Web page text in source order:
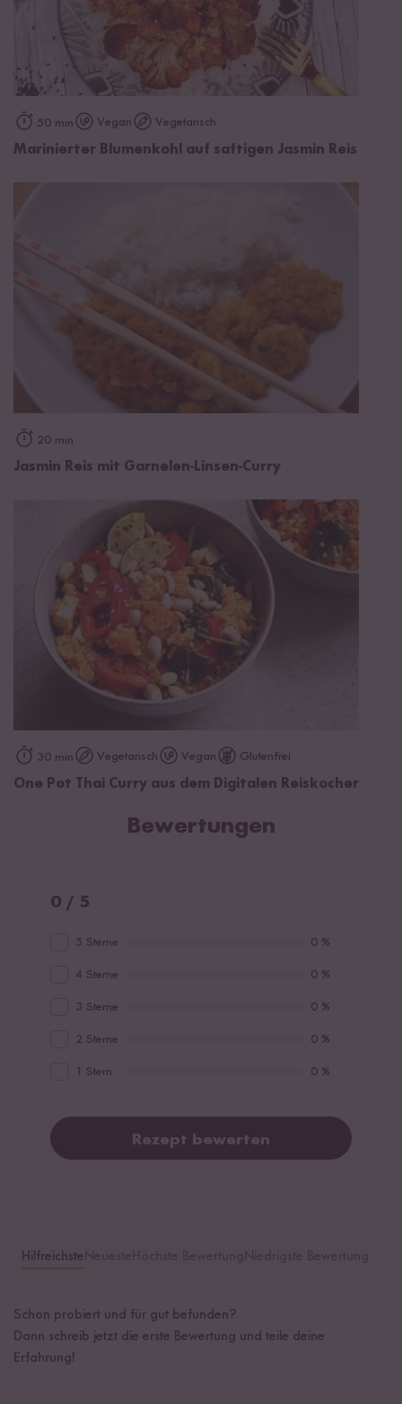
50 min Vegan Vegetarisch
Marinierter Blumenkohl auf saftigen Jasmin Reis
20 min
Jasmin Reis mit Garnelen-Linsen-Curry
30 min Vegetarisch Vegan Glutenfrei
One Pot Thai Curry aus dem Digitalen Reiskocher
Bewertungen
0 / 5
5 Sterne 0 %
4 Sterne 0 %
3 Sterne 0 %
2 Sterne 0 %
1 Stern 0 %
Rezept bewerten
Hilfreichste
Schon probiert und für gut befunden?
Dann schreib jetzt die erste Bewertung und teile deine
Erfahrung!